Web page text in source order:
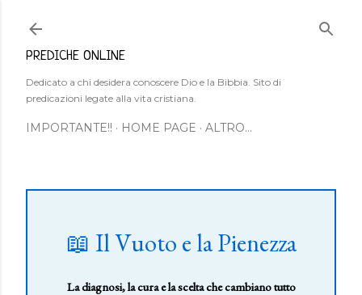
PREDICHE ONLINE
Dedicato a chi desidera conoscere Dio e la Bibbia. Sito di
predicazioni legate alla vita cristiana.
IMPORTANTE!! HOME PAGE ALTRO…
📖 Il Vuoto e la Pienezza
La diagnosi, la cura e la scelta che cambiano tutto